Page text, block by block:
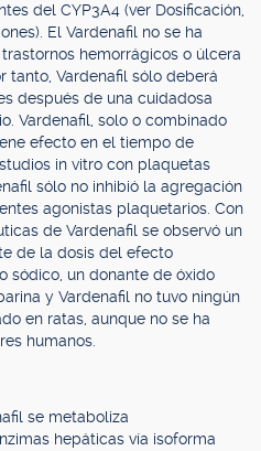
del CYP3A4 (ver Dosificación,
El Vardenafil no se ha
hemorrágicos o úlcera
tanto, Vardenafil sólo deberá
después de una cuidadosa
Vardenafil, solo o combinado
efecto en el tiempo de
in vitro con plaquetas
sólo no inhibió la agregación
agonistas plaquetarios. Con
de Vardenafil se observó un
de la dosis del efecto
sódico, un donante de óxido
y Vardenafil no tuvo ningún
en ratas, aunque no se ha
humanos.
se metaboliza
hepáticas vía isoforma